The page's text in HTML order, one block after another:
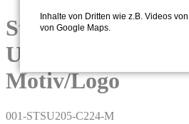
Stanley/Stella
Unisex, mit
Motiv/Logo
001-STSU205-C224-M
Inhalte von Dritten wie z.B. Videos
von Google Maps.